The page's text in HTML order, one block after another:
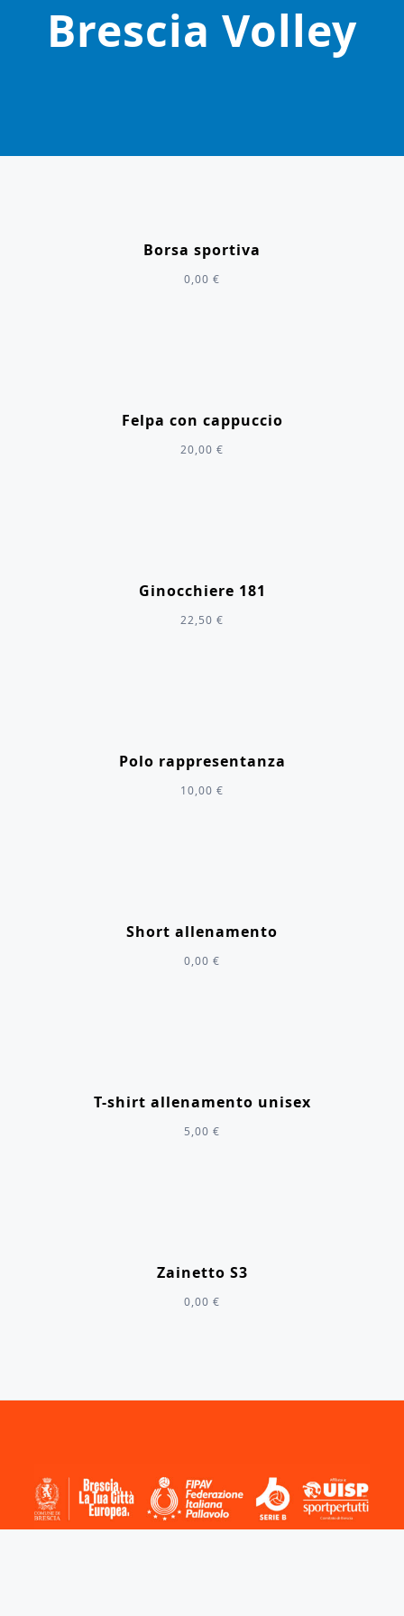
Brescia Volley
Borsa sportiva
0,00 €
Felpa con cappuccio
20,00 €
Ginocchiere 181
22,50 €
Polo rappresentanza
10,00 €
Short allenamento
0,00 €
T-shirt allenamento unisex
5,00 €
Zainetto S3
0,00 €